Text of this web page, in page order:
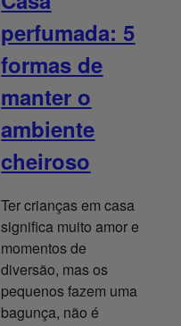
perfumada: 5
formas de
manter o
ambiente
cheiroso
Ter crianças em casa
significa muito amor e
momentos de
diversão, mas os
pequenos fazem uma
bagunça, não é